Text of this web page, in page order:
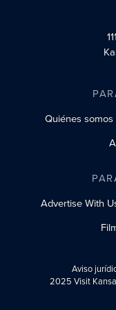
Quiénes somos
Advertise With
Aviso
2025 Visit